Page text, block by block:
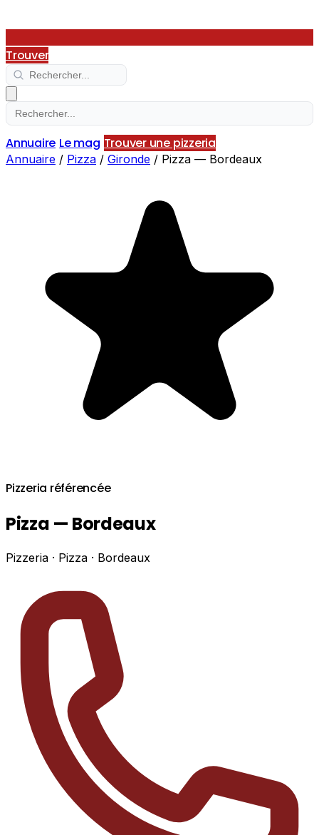
Trouver
Annuaire Le mag Trouver une pizzeria
Annuaire / Pizza / Gironde / Pizza — Bordeaux
Pizzeria référencée
Pizza — Bordeaux
Pizzeria · Pizza · Bordeaux